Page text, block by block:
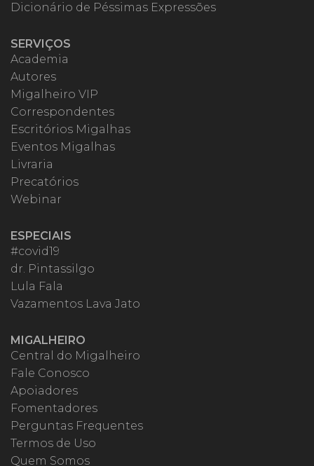
Dicionário de Péssimas Expressões
SERVIÇOS
Academia
Autores
Migalheiro VIP
Correspondentes
Escritórios Migalhas
Eventos Migalhas
Livraria
Precatórios
Webinar
ESPECIAIS
#covid19
dr. Pintassilgo
Lula Fala
Vazamentos Lava Jato
MIGALHEIRO
Central do Migalheiro
Fale Conosco
Apoiadores
Fomentadores
Perguntas Frequentes
Termos de Uso
Quem Somos